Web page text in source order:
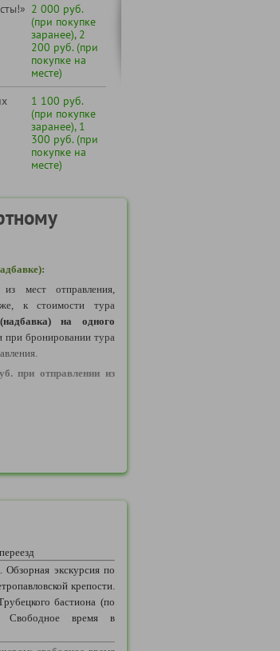
2 000 руб.
(при покупке
заранее), 2
200 руб. (при
покупке на
месте)
1 100 руб.
(при покупке
заранее), 1
300 руб. (при
покупке на
месте)
мест отправления,
к стоимости тура
на одного
при бронировании тура
при отправлении из
при отправлении из
Дубна,
Клин, Коломна,
Павловский Посад,
Солнечногорск,
при отправлении из
Обзорная экскурсия по
крепости.
бастиона (по
время в